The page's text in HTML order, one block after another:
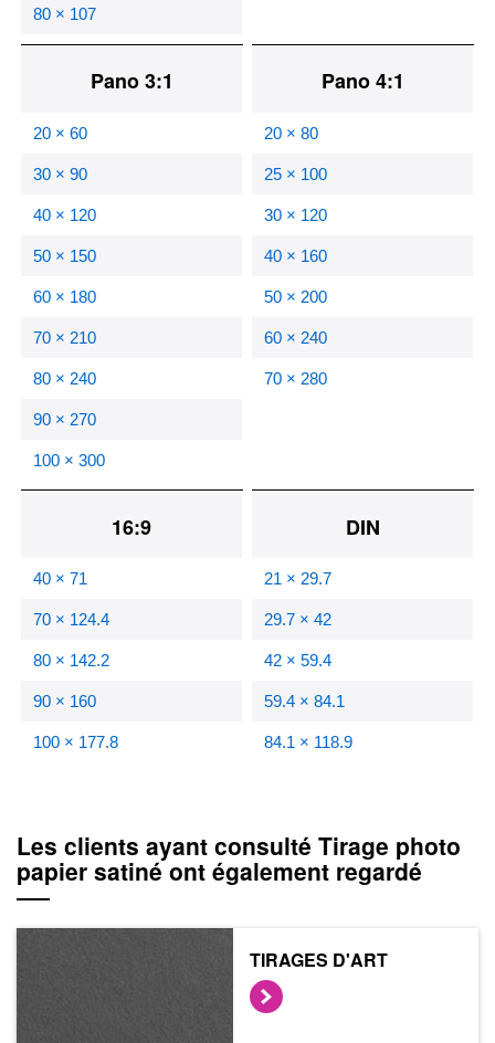
80 × 107
Pano 3:1
20 × 60
30 × 90
40 × 120
50 × 150
60 × 180
70 × 210
80 × 240
90 × 270
100 × 300
Pano 4:1
20 × 80
25 × 100
30 × 120
40 × 160
50 × 200
60 × 240
70 × 280
16:9
40 × 71
70 × 124.4
80 × 142.2
90 × 160
100 × 177.8
DIN
21 × 29.7
29.7 × 42
42 × 59.4
59.4 × 84.1
84.1 × 118.9
Les clients ayant consulté Tirage photo
papier satiné ont également regardé
TIRAGES D'ART